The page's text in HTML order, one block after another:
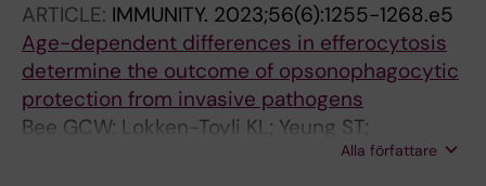
ARTICLE: IMMUNITY. 2023;56(6):1255-1268.e5
Age-dependent differences in efferocytosis
determine the outcome of opsonophagocytic
protection from invasive pathogens
Bee GCW; Lokken-Toyli KL; Yeung ST;
Rodriguez L; Zangari T; Anderson EE; Ghosh S;
Alla författare